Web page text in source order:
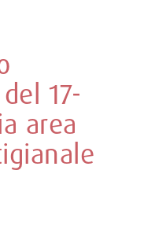
17-
area